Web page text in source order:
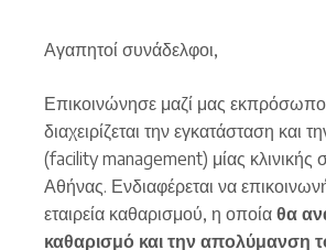
Αγαπητοί συνάδελφοι,
Επικοινώνησε μαζί μας
διαχειρίζεται την εγκατάσταση και
(facility management) μίας κλινικής
Αθήνας. Ενδιαφέρεται να
εταιρεία καθαρισμού, η οποία θα
καθαρισμό και την απολύμανση